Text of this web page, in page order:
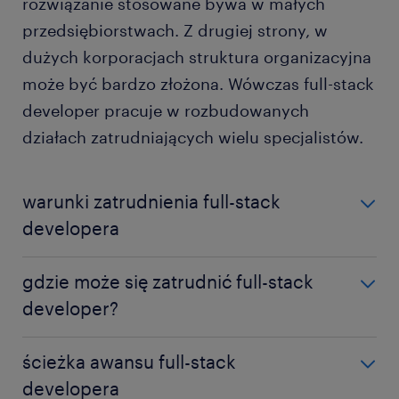
przedsiębiorstwach. Z drugiej strony, w
dużych korporacjach struktura organizacyjna
może być bardzo złożona. Wówczas full-stack
developer pracuje w rozbudowanych
działach zatrudniających wielu specjalistów.
warunki zatrudnienia full-stack
developera
otrzymują od pracodawców propozycję podpisania
umowy o pracę. Takie rozwiązanie jest wygodne z
m.in. płatny urlop wypoczynkowy, zasiłek
chorobowy i inne przywileje wynikające z rodzaju
gdzie może się zatrudnić full-stack
developer?
zatrudnienie w wielu przedsiębiorstwach
bezpośrednio związanych z branżą IT, które zajmują
ścieżka awansu full-stack
developera